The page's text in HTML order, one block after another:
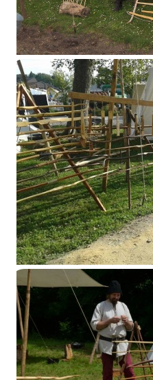
Montigny-en-Ostrevent 2015
Estinnes-au-Mont 2014